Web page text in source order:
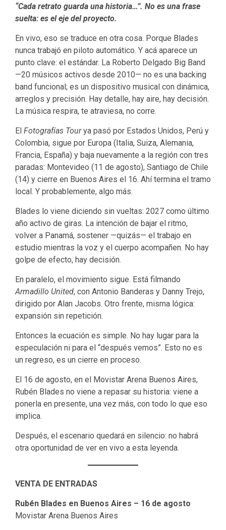
“Cada retrato guarda una historia…”. No es una frase
suelta: es el eje del proyecto.
En vivo, eso se traduce en otra cosa. Porque Blades
nunca trabajó en piloto automático. Y acá aparece un
punto clave: el estándar. La Roberto Delgado Big Band
—20 músicos activos desde 2010— no es una backing
band funcional; es un dispositivo musical con dinámica,
arreglos y precisión. Hay detalle, hay aire, hay decisión.
La música respira, te atraviesa, no corre.
El Fotografías Tourya pasó por Estados Unidos, Perú y
Colombia, sigue por Europa (Italia, Suiza, Alemania,
Francia, España) y baja nuevamente a la región con tres
paradas: Montevideo (11 de agosto), Santiago de Chile
(14) y cierre en Buenos Aires el 16. Ahí termina el tramo
local. Y probablemente, algo más.
Blades lo viene diciendo sin vueltas: 2027 como último
año activo de giras. La intención de bajar el ritmo,
volver a Panamá, sostener —quizás— el trabajo en
estudio mientras la voz y el cuerpo acompañen. No hay
golpe de efecto, hay decisión.
En paralelo, el movimiento sigue. Está filmando
Armadillo United, con Antonio Banderas y Danny Trejo,
dirigido por Alan Jacobs. Otro frente, misma lógica:
expansión sin repetición.
Entonces la ecuación es simple. No hay lugar para la
especulación ni para el “después vemos”. Esto no es
un regreso, es un cierre en proceso.
El 16 de agosto, en el Movistar Arena Buenos Aires,
Rubén Blades no viene a repasar su historia: viene a
ponerla en presente, una vez más, con todo lo que eso
implica.
Después, el escenario quedará en silencio: no habrá
otra oportunidad de ver en vivo a esta leyenda.
VENTA DE ENTRADAS
Rubén Blades en Buenos Aires – 16 de agosto
Movistar Arena Buenos Aires